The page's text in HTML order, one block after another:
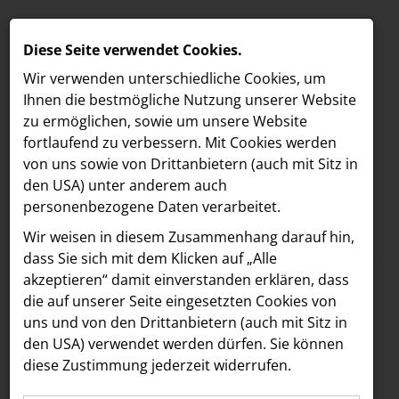
MELDUNGEN
LOEBELL NORDBERG
INNER
aehre
Astoria Artshow
B/S/H Hausgeräte
Meldungen /
Text Bilder
10.02.2025
exhibitionary: Der
erste KI-gesteuerte
Diese Seite verwendet Cookies.
Wir verwenden unterschiedliche Cookies, um
Ihnen die best­mögliche Nutzung unserer Website
zu ermöglichen, sowie um unsere Website
fortlaufend zu verbessern. Mit Cookies werden
von uns sowie von Drittanbietern (auch mit Sitz in
den USA) unter anderem auch
personenbezogene Daten verarbeitet.
Wir weisen in diesem Zusammenhang darauf hin,
dass Sie sich mit dem Klicken auf „Alle
akzeptieren“ damit ein­ver­standen erklären, dass
die auf unserer Seite eingesetzten Cookies von
uns und von den Drittanbietern (auch mit Sitz in
den USA) verwendet werden dürfen. Sie können
diese Zustimmung jederzeit widerrufen.